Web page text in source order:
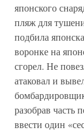
японского
пляж для
подбила
воронке на
сгорел. Не
атаковал и
разобрав часть
ввести один